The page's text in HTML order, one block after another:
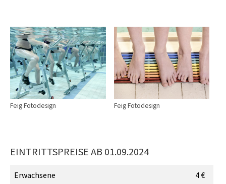
Feig Fotodesign Feig Fotodesign
EINTRITTSPREISE AB 01.09.2024
Erwachsene 4 €